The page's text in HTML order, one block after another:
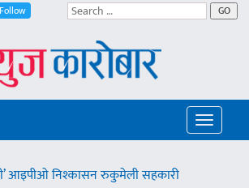
Follow GO
Toggle
आइपीओ निश्कासन रुकुमेली सहकारी